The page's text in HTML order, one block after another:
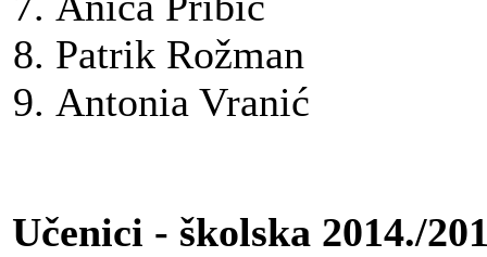
Patrik Rožman
Antonia Vranić
Učenici - školska 2014./